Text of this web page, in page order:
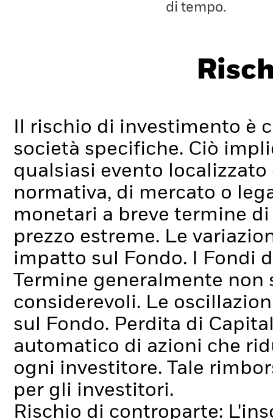
di tempo.
Il rischio di investimento è
società specifiche. Ciò
qualsiasi evento
normativa, di mercato o
monetari a breve termine
prezzo estreme. Le
impatto sul Fondo.
I Fondi
Termine generalmente non
considerevoli. Le
sul Fondo. Perdita di
automatico di azioni che
ogni investitore. Tale
per gli investitori.
Rischio di controparte: